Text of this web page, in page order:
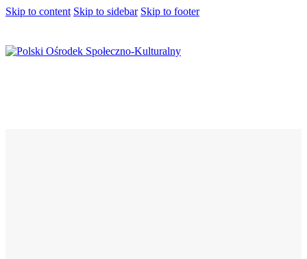
Skip to content Skip to sidebar Skip to footer